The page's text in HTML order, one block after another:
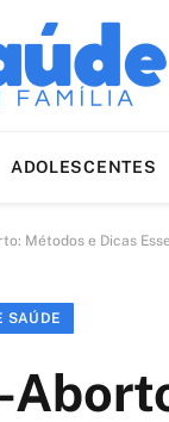
ADOLESCENTES
Métodos e Dicas
SAÚDE